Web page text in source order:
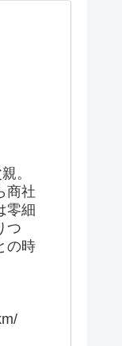
。
商社
零細
つ
の時